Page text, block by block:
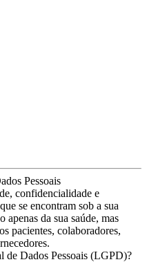
Pessoais
confidencialidade e
se encontram sob a sua
da sua saúde, mas
pacientes, colaboradores,
de Dados Pessoais (LGPD)?